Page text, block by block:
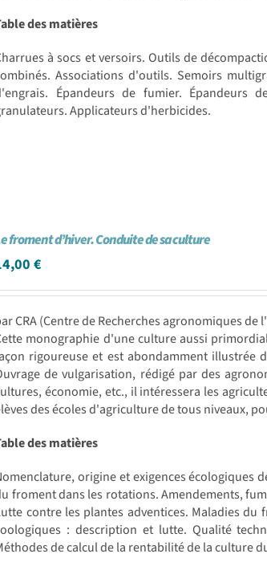
des matières
à socs et versoirs. Outils de
Associations d'outils. Semoirs
Épandeurs de fumier. Épandeurs
Applicateurs d'herbicides.
froment d’hiver. Conduite de sa culture
€
CRA (Centre de Recherches agronomiques de
monographie d'une culture aussi
rigoureuse et est abondamment illustrée
de vulgarisation, rédigé par des
économie, etc., il intéressera les
des écoles d'agriculture de tous niveaux,
des matières
origine et exigences écologiques
froment dans les rotations. Amendements,
contre les plantes adventices. Maladies
: description et lutte. Qualité
de calcul de la rentabilité de la culture